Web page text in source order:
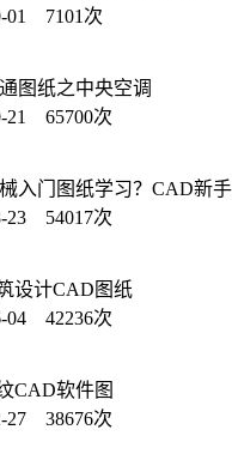
01 7101次
图纸之中央空调
21 65700次
入门图纸学习？CAD新
23 54017次
设计CAD图纸
04 42236次
CAD软件图
27 38676次